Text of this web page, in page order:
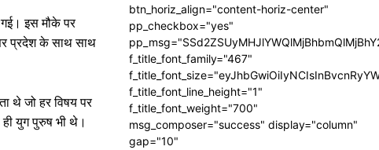
गई। इस मौके पर
प्रदेश के साथ साथ
थे जो हर विषय पर
ही युग पुरुष भी थे।
btn_horiz_align="content-horiz-center"
pp_checkbox="yes"
f_title_font_family="467"
f_title_font_line_height="1"
f_title_font_weight="700"
msg_composer="success" display="column"
gap="10"